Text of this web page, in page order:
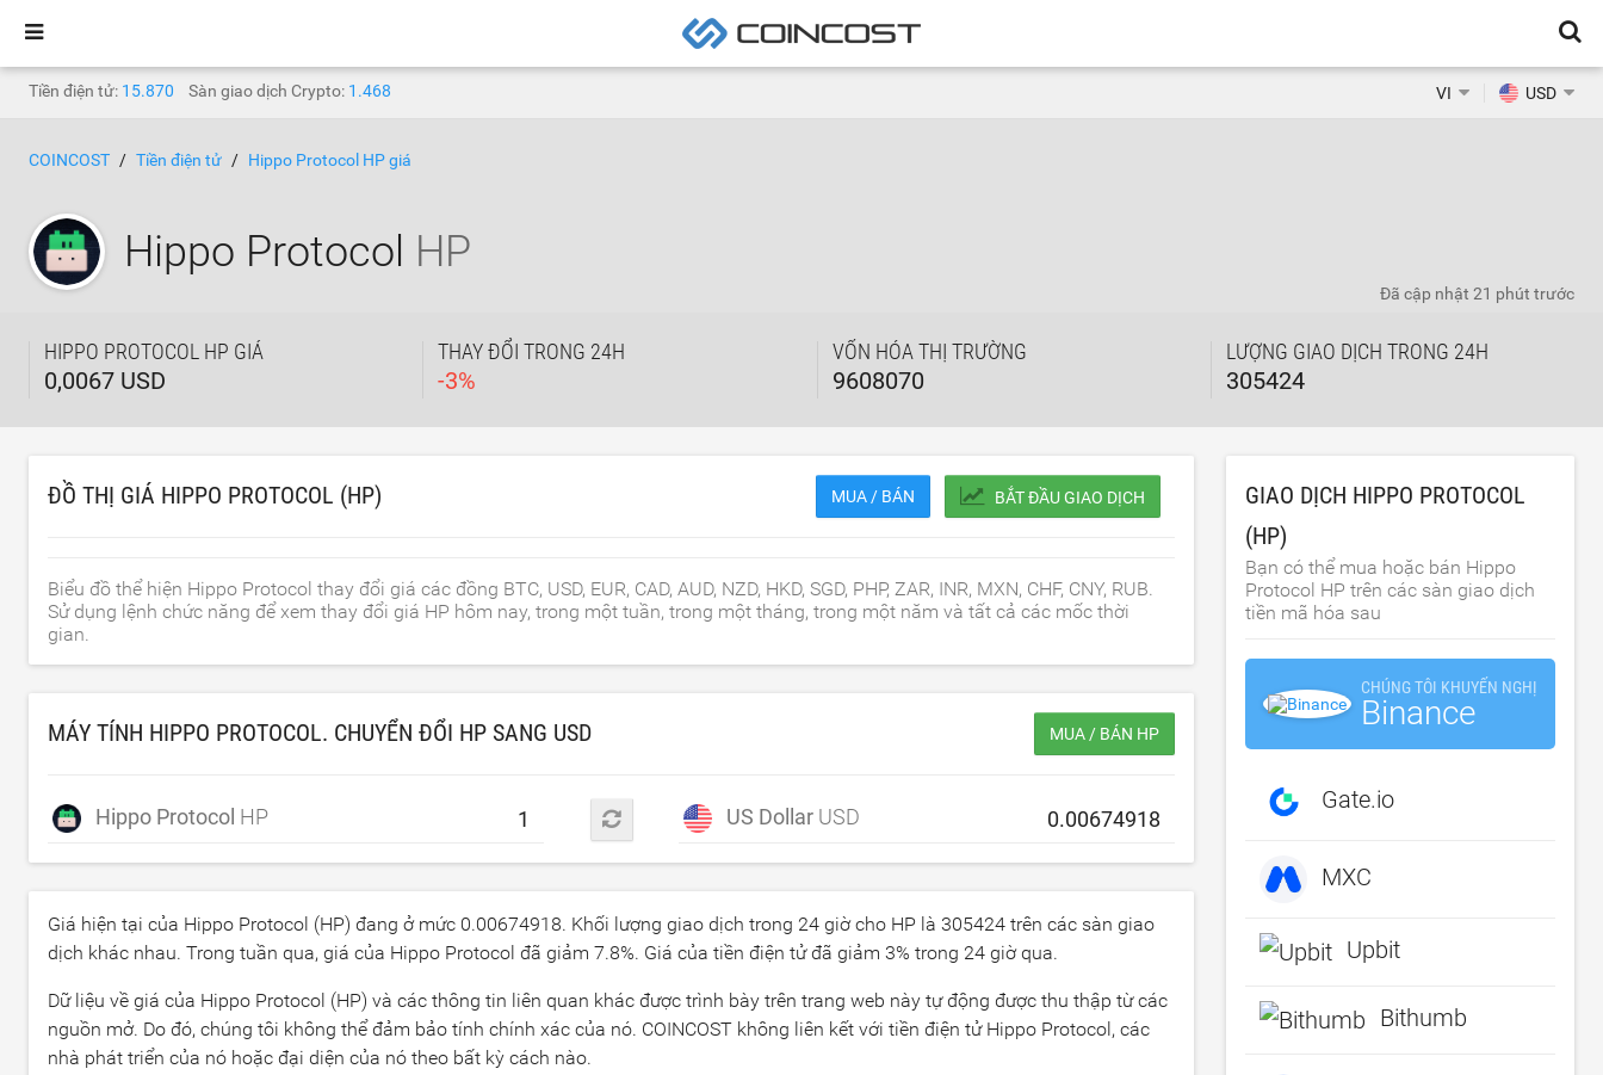
Tiền điện tử: 15.870 Sàn giao dịch Crypto: 1.468 VI USD
COINCOST Tiền điện tử Hippo Protocol HP giá
Hippo Protocol HP
HIPPO PROTOCOL HP GIÁ
0,0067 USD
THAY ĐỔI TRONG 24H
-3%
VỐN HÓA THỊ TRƯỜNG
9608070
LƯỢNG GIAO DỊCH TRONG 24H
305424
Đã cập nhật 21 phút trước
ĐỒ THỊ GIÁ HIPPO PROTOCOL (HP) MUA / BÁN BẮT ĐẦU GIAO DỊCH
Biểu đồ thể hiện Hippo Protocol thay đổi giá các đồng BTC, USD, EUR, CAD, AUD, NZD, HKD, SGD, PHP, ZAR, INR, MXN, CHF, CNY, RUB.
Sử dụng lệnh chức năng để xem thay đổi giá HP hôm nay, trong một tuần, trong một tháng, trong một năm và tất cả các mốc thời
gian.
MÁY TÍNH HIPPO PROTOCOL. CHUYỂN ĐỔI HP SANG USD MUA / BÁN HP
Hippo Protocol HP US Dollar USD
Giá hiện tại của Hippo Protocol (HP) đang ở mức 0.00674918. Khối lượng giao dịch trong 24 giờ cho HP là 305424 trên các sàn giao
dịch khác nhau. Trong tuần qua, giá của Hippo Protocol đã giảm 7.8%. Giá của tiền điện tử đã giảm 3% trong 24 giờ qua.
Dữ liệu về giá của Hippo Protocol (HP) và các thông tin liên quan khác được trình bày trên trang web này tự động được thu thập từ các
nguồn mở. Do đó, chúng tôi không thể đảm bảo tính chính xác của nó. COINCOST không liên kết với tiền điện tử Hippo Protocol, các
nhà phát triển của nó hoặc đại diện của nó theo bất kỳ cách nào.
GIAO DỊCH HIPPO PROTOCOL
(HP)
Bạn có thể mua hoặc bán Hippo
Protocol HP trên các sàn giao dịch
tiền mã hóa sau
CHÚNG TÔI KHUYẾN NGHỊ
Binance
Gate.io
MXC
Upbit
Bithumb